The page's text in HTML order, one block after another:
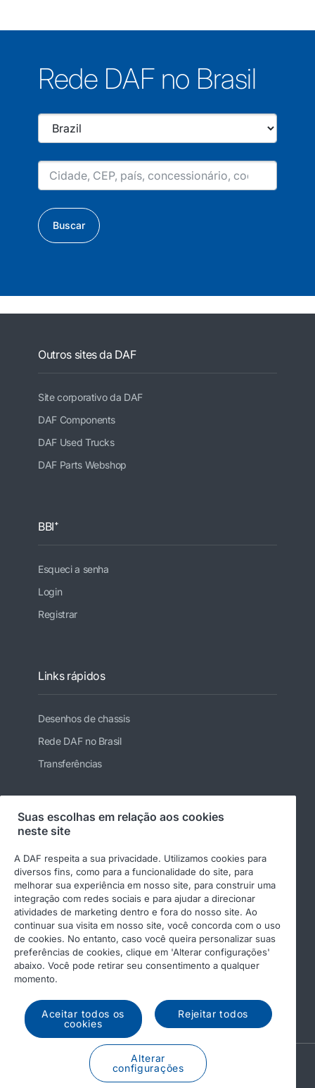
Rede DAF no Brasil
Buscar
Outros sites da DAF
Site corporativo da DAF
DAF Components
DAF Used Trucks
DAF Parts Webshop
BBI⁺
Esqueci a senha
Login
Registrar
Links rápidos
Desenhos de chassis
Rede DAF no Brasil
Transferências
Siga-nos
© 2026 DAF
Aviso legal
Declaração de privacidade
DAF e cookies
Code of Conduct
A PACCAR COMPANY
DRIVEN BY QUALITY
Suas escolhas em relação aos cookies
neste site
A DAF respeita a sua privacidade. Utilizamos cookies para
diversos fins, como para a funcionalidade do site, para
melhorar sua experiência em nosso site, para construir uma
integração com redes sociais e para ajudar a direcionar
atividades de marketing dentro e fora do nosso site. Ao
continuar sua visita em nosso site, você concorda com o uso
de cookies. No entanto, caso você queira personalizar suas
preferências de cookies, clique em 'Alterar configurações'
abaixo. Você pode retirar seu consentimento a qualquer
momento.
Aceitar todos os
cookies
Rejeitar todos
Alterar
configurações